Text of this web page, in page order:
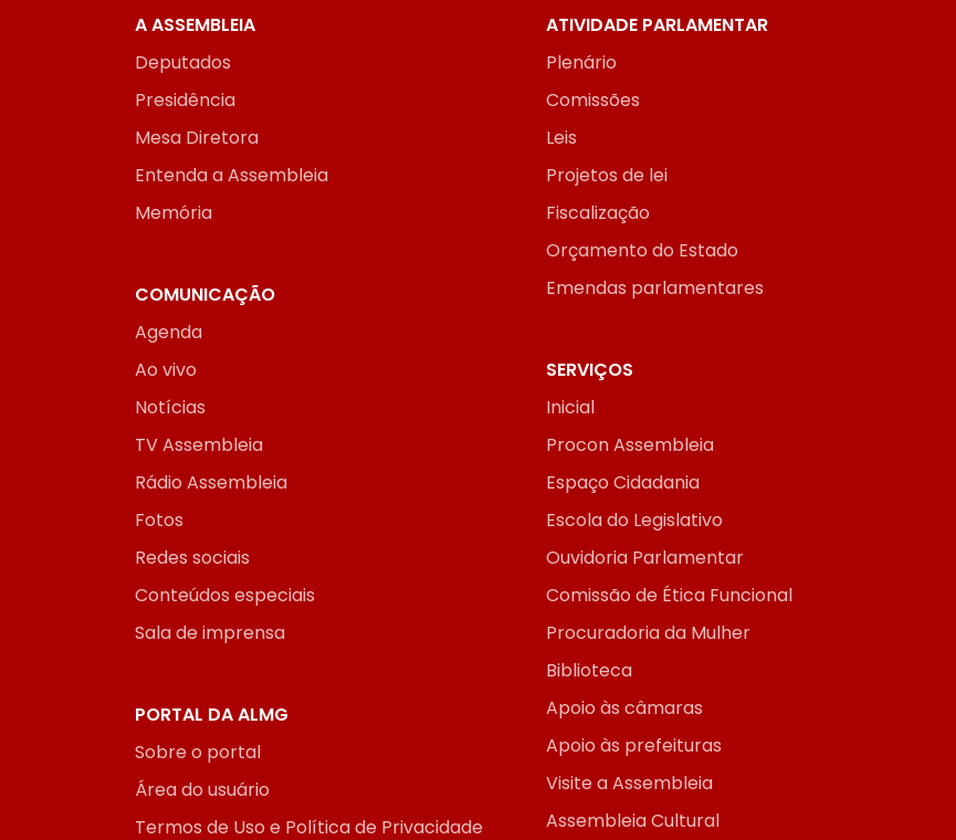
A ASSEMBLEIA
Deputados
Presidência
Mesa Diretora
Entenda a Assembleia
Memória
ATIVIDADE PARLAMENTAR
Plenário
Comissões
Leis
Projetos de lei
Fiscalização
Orçamento do Estado
Emendas parlamentares
COMUNICAÇÃO
Agenda
Ao vivo
Notícias
TV Assembleia
Rádio Assembleia
Fotos
Redes sociais
Conteúdos especiais
Sala de imprensa
SERVIÇOS
Inicial
Procon Assembleia
Espaço Cidadania
Escola do Legislativo
Ouvidoria Parlamentar
Comissão de Ética Funcional
Procuradoria da Mulher
Biblioteca
Apoio às câmaras
Apoio às prefeituras
Visite a Assembleia
Assembleia Cultural
PORTAL DA ALMG
Sobre o portal
Área do usuário
Termos de Uso e Política de Privacidade